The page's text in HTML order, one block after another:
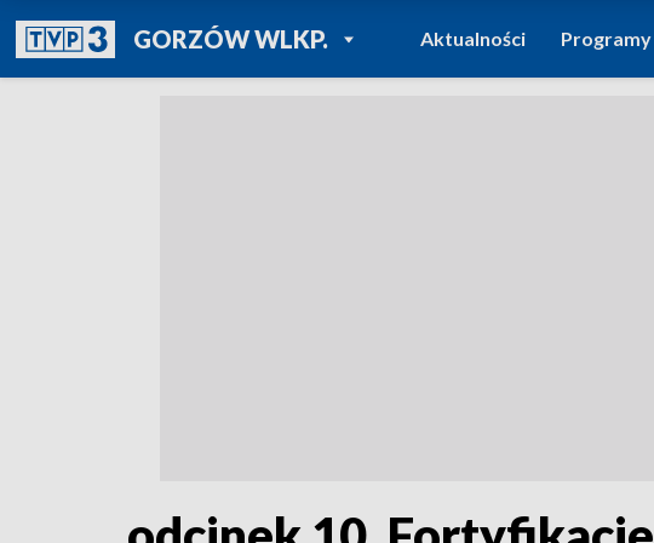
GORZÓW WLKP.POWRÓT DO
TVP REGIONY
Aktualności Programy